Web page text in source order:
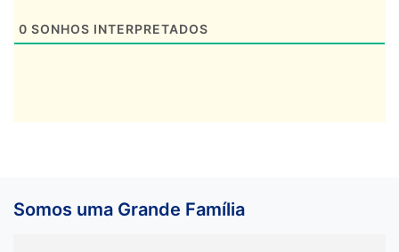
0 SONHOS INTERPRETADOS
Somos uma Grande Família